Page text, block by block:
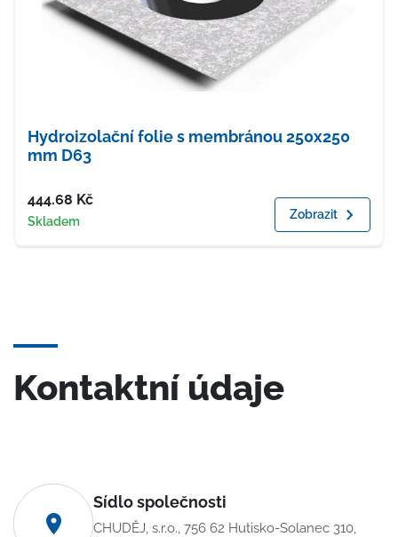
Hydroizolační folie s membránou 250x250
mm D63
Cena
444.68 Kč
Dostupnost
Skladem Zobrazit
Kontaktní údaje
Sídlo společnosti
CHUDĚJ, s.r.o., 756 62 Hutisko-Solanec 310,